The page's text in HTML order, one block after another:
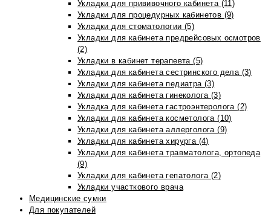
Укладки для прививочного кабинета (11)
Укладки для процедурных кабинетов (9)
Укладки для стоматологии (5)
Укладки для кабинета предрейсовых осмотров
(2)
Укладки в кабинет терапевта (5)
Укладки для кабинета сестринского дела (3)
Укладки для кабинета педиатра (3)
Укладки для кабинета гинеколога (3)
Укладка для кабинета гастроэнтеролога (2)
Укладки для кабинета косметолога (10)
Укладки для кабинета аллерголога (9)
Укладки для кабинета хирурга (4)
Укладки для кабинета травматолога, ортопеда
(9)
Укладки для кабинета гепатолога (2)
Укладки участкового врача
Медицинские сумки
Для покупателей